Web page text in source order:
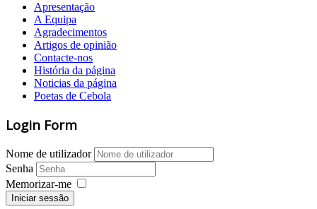
Apresentação
A Equipa
Agradecimentos
Artigos de opinião
Contacte-nos
História da página
Noticias da página
Poetas de Cebola
Login Form
Nome de utilizador
Senha
Memorizar-me
Iniciar sessão